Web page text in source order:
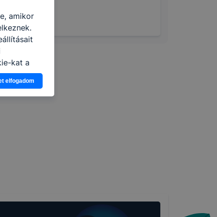
amikor
kat a
hogyan
Önnek
k
által
elfogadom